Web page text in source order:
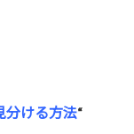
分ける方法“